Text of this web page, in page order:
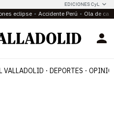
EDICIONES CyL
eclipse Accidente Perú Ola de
VALLADOLID DEPORTES